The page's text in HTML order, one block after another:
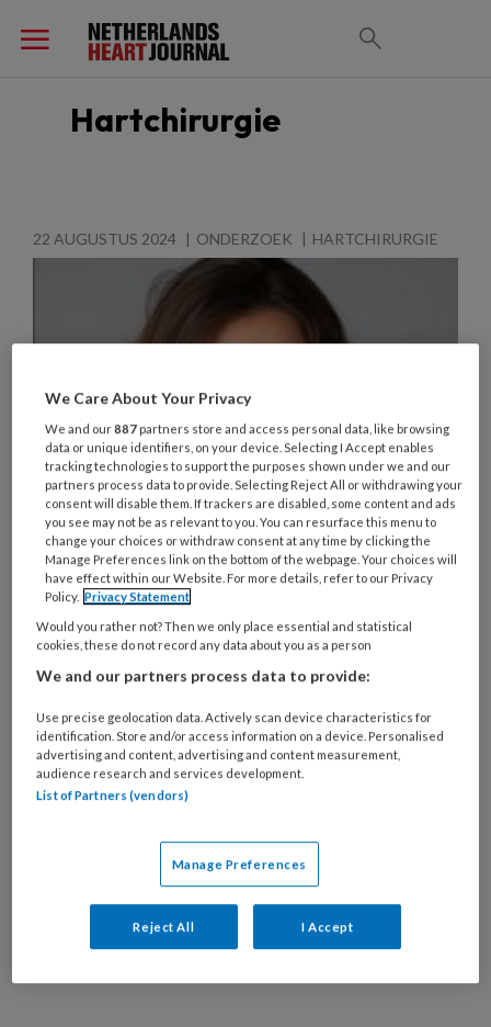
Hartchirurgie
22 AUGUSTUS 2024 ONDERZOEK HARTCHIRURGIE
Groeiende zorgbehoefte bij LVAD-
patiënten?
Lena Bosch, Linda van Laake en collega's (UMCU)
onderzochten de zorgconsumptie van LVAD-
patiënten. Door het groeiend aantal patiënten
met een LVAD neemt het aantal
polikliniekbezoeken, spoedeisende hulpbezoeken
en heropnames toe, wat wijst op een groeiende
patiëntengroep.
We Care About Your Privacy
We and our887 partners store and access personal data, like browsing
data or unique identifiers, on your device. Selecting I Accept enables
tracking technologies to support the purposes shown under we and our
partners process data to provide. Selecting Reject All or withdrawing your
consent will disable them. If trackers are disabled, some content and ads
you see may not be as relevant to you. You can resurface this menu to
change your choices or withdraw consent at any time by clicking the
Manage Preferences link on the bottom of the webpage. Your choices will
have effect within our Website. For more details, refer to our Privacy
Policy. Privacy Statement
Would you rather not? Then we only place essential and statistical
cookies, these do not record any data about you as a person
We and our partners process data to provide:
Use precise geolocation data. Actively scan device characteristics for
identification. Store and/or access information on a device. Personalised
advertising and content, advertising and content measurement,
audience research and services development.
List of Partners (vendors)
Manage Preferences
Reject All I Accept